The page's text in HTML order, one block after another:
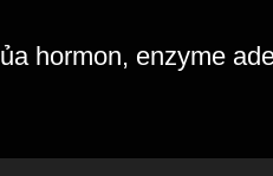
hormon, enzyme